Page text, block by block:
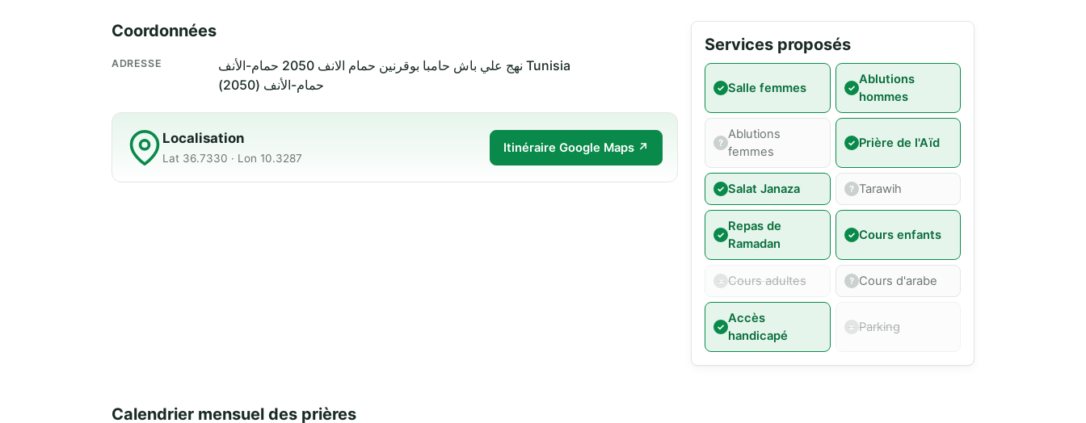
Coordonnées
ADRESSE
نهج علي باش حامبا بوقرنين حمام الانف 2050 حمام-الأنف Tunisia
حمام-الأنف (2050)
Localisation
Lat 36.7330 · Lon 10.3287
Itinéraire Google Maps ↗
Services proposés
Salle femmes
Ablutions
hommes
Ablutions
femmes
Prière de l'Aïd
Salat Janaza Tarawih
Repas de
Ramadan
Cours enfants
Cours adultes Cours d'arabe
Accès
handicapé
Parking
Calendrier mensuel des prières